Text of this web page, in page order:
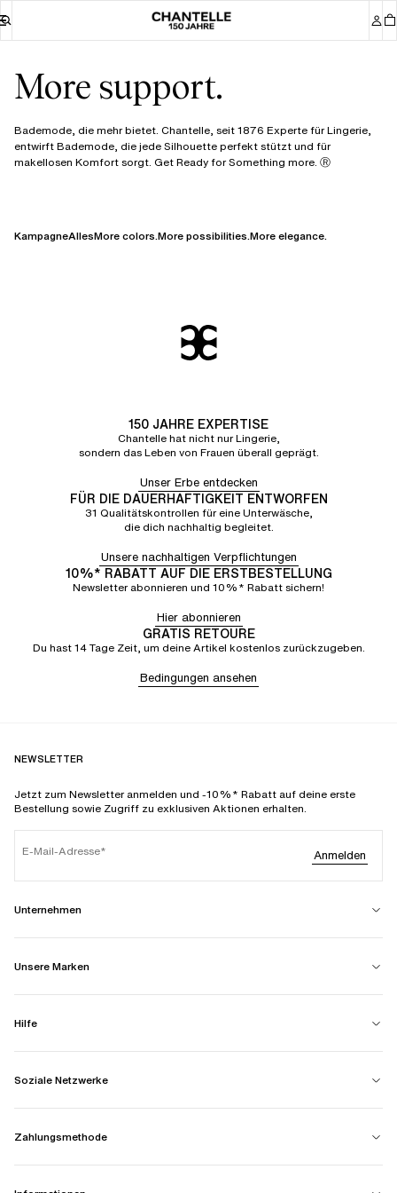
More support.
Bademode, die mehr bietet. Chantelle, seit 1876 Experte für Lingerie,
entwirft Bademode, die jede Silhouette perfekt stützt und für
makellosen Komfort sorgt. Get Ready for Something more. Ⓡ
KampagneAllesMore colors.More possibilities.More elegance.
150 JAHRE EXPERTISE
Chantelle hat nicht nur Lingerie,
sondern das Leben von Frauen überall geprägt.
Unser Erbe entdecken
FÜR DIE DAUERHAFTIGKEIT ENTWORFEN
31 Qualitätskontrollen für eine Unterwäsche,
die dich nachhaltig begleitet.
Unsere nachhaltigen Verpflichtungen
10%* RABATT AUF DIE ERSTBESTELLUNG
Newsletter abonnieren und 10%* Rabatt sichern!
Hier abonnieren
GRATIS RETOURE
Du hast 14 Tage Zeit, um deine Artikel kostenlos zurückzugeben.
Bedingungen ansehen
NEWSLETTER
Jetzt zum Newsletter anmelden und -10%* Rabatt auf deine erste
Bestellung sowie Zugriff zu exklusiven Aktionen erhalten.
E-Mail-Adresse Anmelden
Unternehmen
Unsere Marken
Hilfe
Soziale Netzwerke
Zahlungsmethode